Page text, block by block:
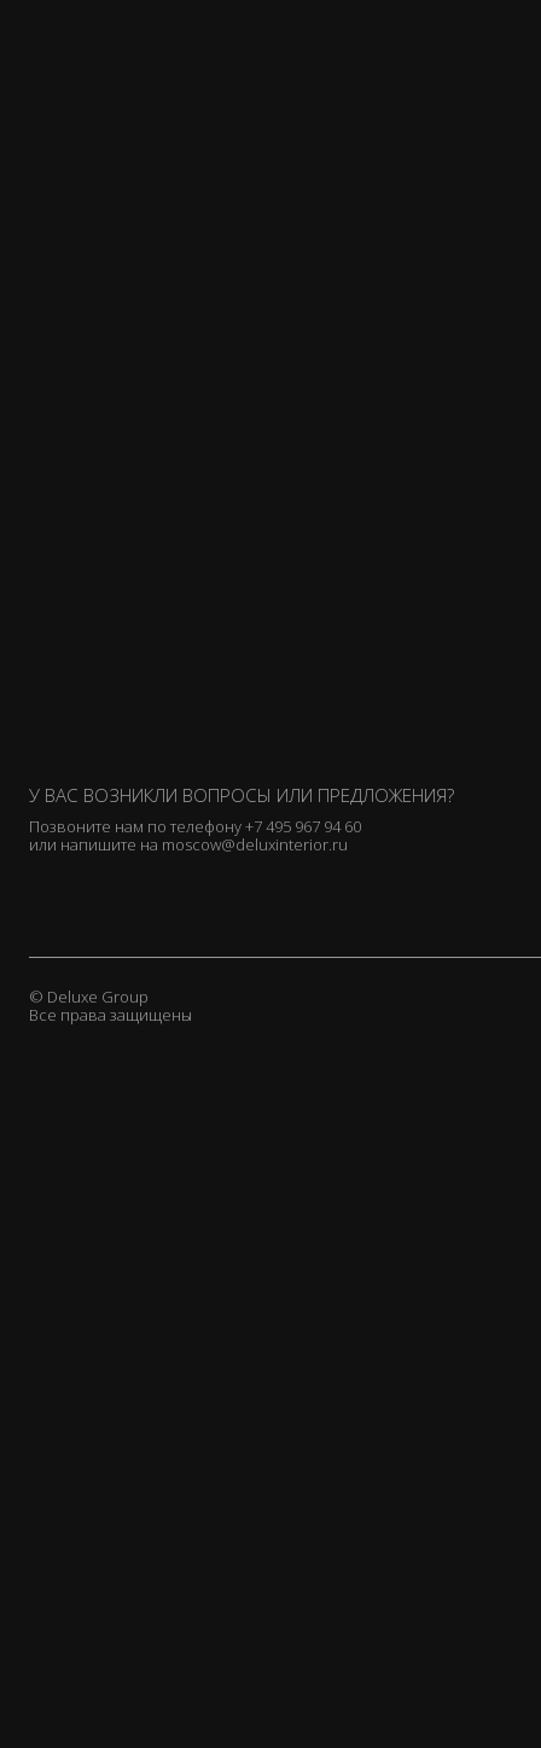
У ВАС ВОЗНИКЛИ ВОПРОСЫ ИЛИ ПРЕДЛОЖЕНИЯ?
Позвоните нам по телефону+7 495 967 94 60
или напишите на moscow@deluxinterior.ru
© Deluxe Group
Все права защищены